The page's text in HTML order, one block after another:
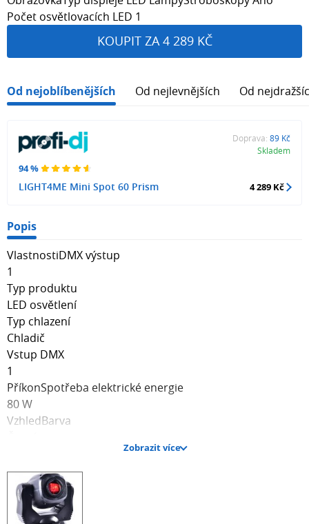
Počet osvětlovacích LED 1
KOUPIT ZA 4 289 KČ
Od nejoblíbenějších Od nejlevnějších Od
94 %
LIGHT4ME Mini Spot 60 Prism
Doprava: 89 Kč
Skladem
4 289 Kč
Popis
VlastnostiDMX výstup
1
Typ produktu
LED osvětlení
Typ chlazení
Chladič
Vstup DMX
1
PříkonSpotřeba elektrické energie
80 W
VzhledBarva
Hmotnost a rozměryHmotnost
3 kg
Šířka
193 mm
Hloubka
Zobrazit více